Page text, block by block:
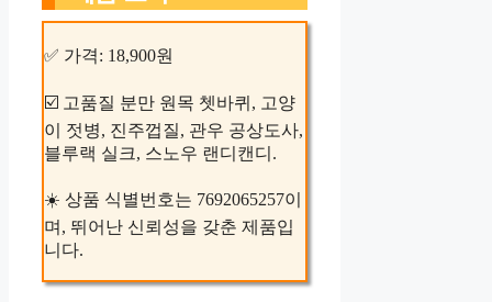
✅ 가격: 18,900원
☑️ 고품질 분만 원목 쳇바퀴, 고양
이 젓병, 진주껍질, 관우 공상도사,
블루랙 실크, 스노우 랜디캔디.
☀️ 상품 식별번호는 7692065257이
며, 뛰어난 신뢰성을 갖춘 제품입
니다.